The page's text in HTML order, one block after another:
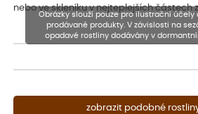
nebo ve skleníku v nejteplejších částech
zobrazit podobné
Obrázky slouží pouze pro ilustrační
prodávané produkty. V závislosti na
opadavé rostliny dodávány v
Rostliny mohou být také sestřiženy níže,